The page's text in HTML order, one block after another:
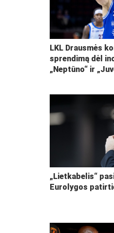
LKL Drausmės
sprendimą dėl
„Neptūno“ ir
„Lietkabelis“
Eurolygos